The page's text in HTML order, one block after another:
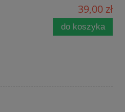
39,00 zł
do koszyka